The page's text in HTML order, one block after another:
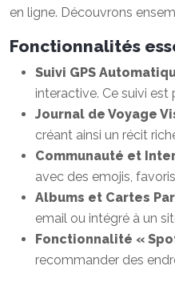
en ligne. Découvrons
Fonctionnalités
Suivi GPS
interactive. Ce suivi
Journal de Voyage
créant ainsi un récit
Communauté et
avec des emojis,
Albums et Cartes
email ou intégré à un
Fonctionnalité «
recommander des